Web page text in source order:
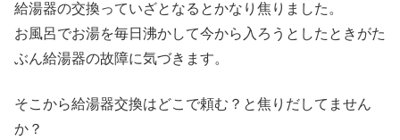
給湯器の交換っていざとなるとかなり焦りました。
お風呂でお湯を毎日沸かして今から入ろうとしたときがた
ぶん給湯器の故障に気づきます。
そこから給湯器交換はどこで頼む？と焦りだしてません
か？